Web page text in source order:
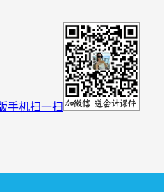
手机扫一扫